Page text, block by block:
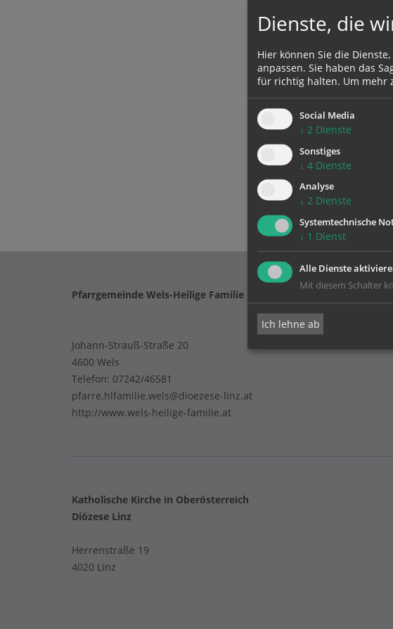
Pfarrgemeinde Wels-Heilige Familie
Johann-Strauß-Straße 20
4600 Wels
Telefon: 07242/46581
pfarre.hlfamilie.wels@dioezese-linz.at
http://www.wels-heilige-familie.at
Katholische Kirche in Oberösterreich
Diözese Linz
Herrenstraße 19
4020 Linz
Dienste, die
Hier können Sie die
anpassen. Sie haben das
für richtig halten. Um mehr
Social Media
↓ 2 Dienste
Sonstiges
↓ 4 Dienste
Analyse
↓ 2 Dienste
Systemtechnische
↓ 1 Dienst
Alle Dienste
Mit diesem Schalter
Ich lehne ab